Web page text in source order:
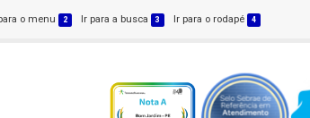
o menu 2 Ir para a busca 3 Ir para o rodapé 4